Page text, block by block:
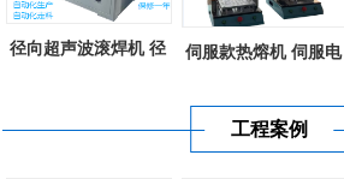
径向超声波滚焊机 径
伺服款热熔机 伺服电
工程案例